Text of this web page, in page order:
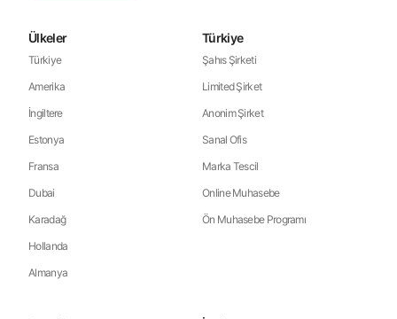
Ülkeler
Türkiye
Amerika
İngiltere
Estonya
Fransa
Dubai
Karadağ
Hollanda
Almanya
Türkiye
Şahıs Şirketi
Limited Şirket
Anonim Şirket
Sanal Ofis
Marka Tescil
Online Muhasebe
Ön Muhasebe Programı